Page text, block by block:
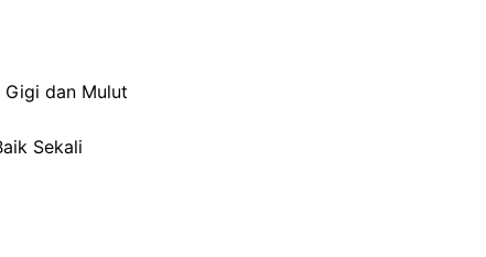
Gigi dan Mulut
Sekali